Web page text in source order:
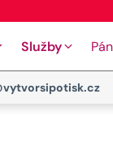
Služby